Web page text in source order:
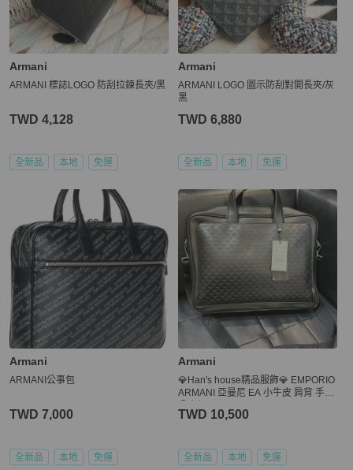
Armani
ARMANI 標誌LOGO 防刮拉鍊長夾/黑
TWD 4,128
全新品 本地 免運
Armani
ARMANI LOGO 圖示防刮對開長夾/灰
黑
TWD 6,880
全新品 本地 免運
Armani
ARMANI公事包
TWD 7,000
全新品 本地 免運
Armani
💎Han's house精品服飾💎 EMPORIO
ARMANI 亞曼尼 EA 小牛皮 肩背 手拿
TWD 10,500
全新品 本地 免運